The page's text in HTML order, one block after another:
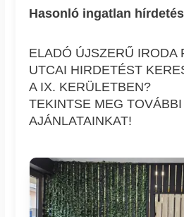
Hasonló ingatlan
ELADÓ ÚJSZERŰ IRODA
UTCAI HIRDETÉST
A IX. KERÜLETBEN?
TEKINTSE MEG TOVÁBBI
AJÁNLATAINKAT!